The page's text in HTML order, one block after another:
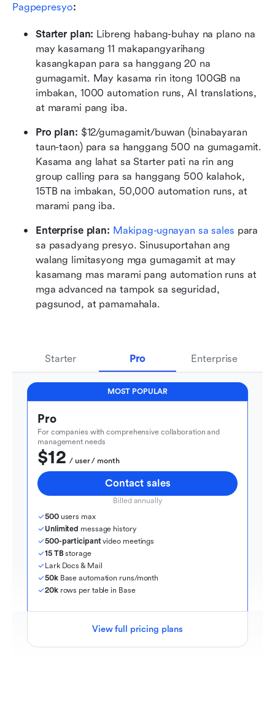
Pagpepresyo:
Starter plan: Libreng habang-buhay na plano na
may kasamang 11 makapangyarihang
kasangkapan para sa hanggang 20 na
gumagamit. May kasama rin itong 100GB na
imbakan, 1000 automation runs, AI translations,
at marami pang iba.
Pro plan: $12/gumagamit/buwan (binabayaran
taun-taon) para sa hanggang 500 na gumagamit.
Kasama ang lahat sa Starter pati na rin ang
group calling para sa hanggang 500 kalahok,
15TB na imbakan, 50,000 automation runs, at
marami pang iba.
Enterprise plan: Makipag-ugnayan sa sales para
sa pasadyang presyo. Sinusuportahan ang
walang limitasyong mga gumagamit at may
kasamang mas marami pang automation runs at
mga advanced na tampok sa seguridad,
pagsunod, at pamamahala.
Starter Pro Enterprise
MOST POPULAR
Pro
For companies with comprehensive collaboration and
management needs
$12
  / user / month
Contact sales
Billed annually
500 users max
Unlimited message history
500-participant video meetings
15 TB storage
Lark Docs & Mail
50k Base automation runs/month
20k rows per table in Base
View full pricing plans